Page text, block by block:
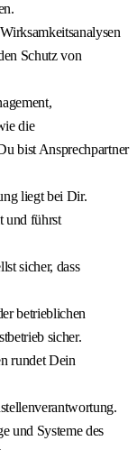
Schutz von
die
bist Ansprechpartner
liegt bei Dir.
und führst
sicher, dass
betrieblichen
sicher.
rundet Dein
und Systeme des